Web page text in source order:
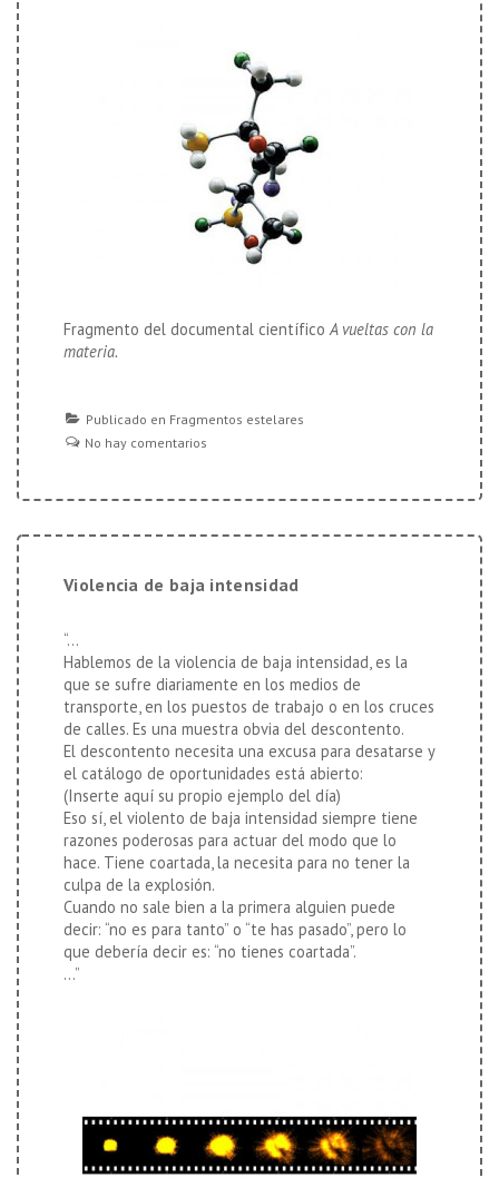
Fragmento del documental científicoA vueltas con la
materia.
Publicado en Fragmentos estelares
No hay comentarios
Violencia de baja intensidad
“…
Hablemos de la violencia de baja intensidad, es la
que se sufre diariamente en los medios de
transporte, en los puestos de trabajo o en los cruces
de calles. Es una muestra obvia del descontento.
El descontento necesita una excusa para desatarse y
el catálogo de oportunidades está abierto:
(Inserte aquí su propio ejemplo del día)
Eso sí, el violento de baja intensidad siempre tiene
razones poderosas para actuar del modo que lo
hace. Tiene coartada, la necesita para no tener la
culpa de la explosión.
Cuando no sale bien a la primera alguien puede
decir: “no es para tanto” o “te has pasado”, pero lo
que debería decir es: “no tienes coartada”.
…”